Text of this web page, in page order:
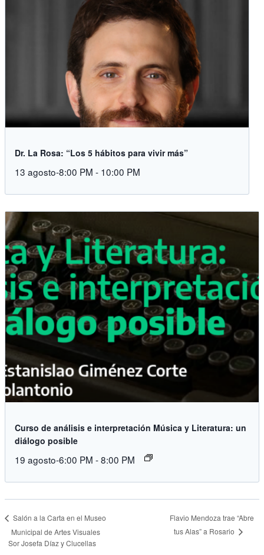
Dr. La Rosa: “Los 5 hábitos para vivir más”
13 agosto-8:00 PM - 10:00 PM
Curso de análisis e interpretación Música y Literatura: un
diálogo posible
19 agosto-6:00 PM -8:00 PM
Salón a la Carta en el Museo
Municipal de Artes Visuales
Sor Josefa Díaz y Clucellas
Flavio Mendoza trae “Abre
tus Alas” a Rosario